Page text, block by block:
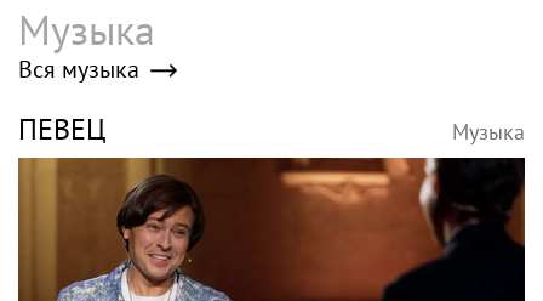
Музыка
Вся музыка
ПЕВЕЦ Музыка